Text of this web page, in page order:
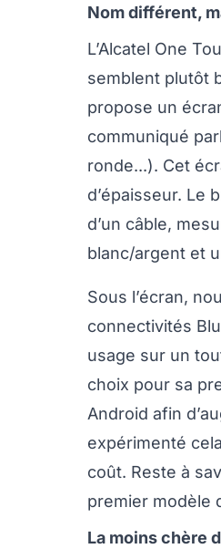
Nom différent,
L’Alcatel One
semblent plutôt
propose un
communiqué
ronde...). Cet
d’épaisseur. Le
d’un câble,
blanc/argent et
Sous l’écran,
connectivités
usage sur un
choix pour sa
Android afin
expérimenté
coût. Reste à
premier modèle
La moins chère